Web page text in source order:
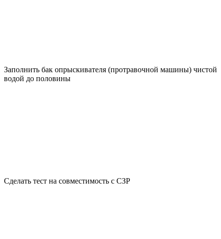
Заполнить бак опрыскивателя (протравочной машины) чистой
водой до половины
Сделать тест на совместимость с СЗР